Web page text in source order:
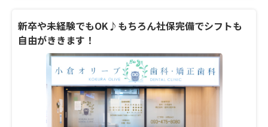
院長は、患者や家族から喜ばれる訪問歯科診
療に惹かれたという。「高齢化が加速度的に
ると考えられます」と話し、八千代市歯科医
師会の活動を通して地域貢献にも取り組む小
島院長に、訪問歯科診療に取り組んだきっか
けや診療の特徴、患者や家族と接する際に心
がけていることなどを詳しく聞いた。
新卒や未経験でもOK♪もちろん社保完備でシフトも
自由がききます！